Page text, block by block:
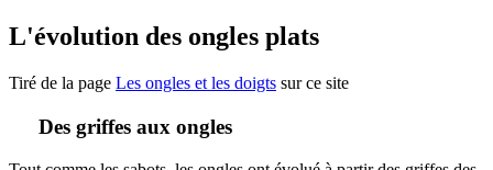
L'évolution des ongles plats
Tiré de la page Les ongles et les doigts sur ce site
Des griffes aux ongles